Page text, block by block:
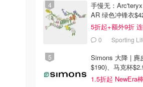
手慢无：
AR 绿色冲锋衣
5折起+额外9折
0 Sporting
Simons 大降 | 麂
$190)、马克杯
1.5折起 NewEra